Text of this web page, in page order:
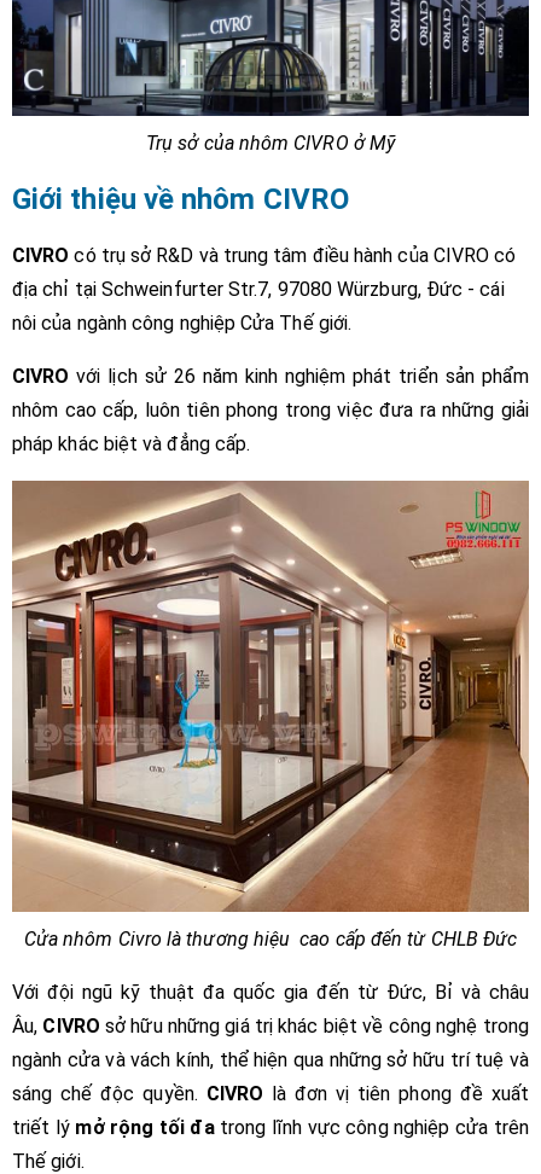
Trụ sở của nhôm CIVRO ở Mỹ
Giới thiệu về nhôm CIVRO
CIVRO có trụ sở R&D và trung tâm điều hành của CIVRO có
địa chỉ tại Schweinfurter Str.7, 97080 Würzburg, Đức - cái
nôi của ngành công nghiệp Cửa Thế giới.
CIVRO với lịch sử 26 năm kinh nghiệm phát triển sản phẩm
nhôm cao cấp, luôn tiên phong trong việc đưa ra những giải
pháp khác biệt và đẳng cấp.
Cửa nhôm Civro là thương hiệu cao cấp đến từ CHLB Đức
Với đội ngũ kỹ thuật đa quốc gia đến từ Đức, Bỉ và châu
Âu, CIVRO sở hữu những giá trị khác biệt về công nghệ trong
ngành cửa và vách kính, thể hiện qua những sở hữu trí tuệ và
sáng chế độc quyền. CIVRO là đơn vị tiên phong đề xuất
triết lý mở rộng tối đatrong lĩnh vực công nghiệp cửa trên
Thế giới.